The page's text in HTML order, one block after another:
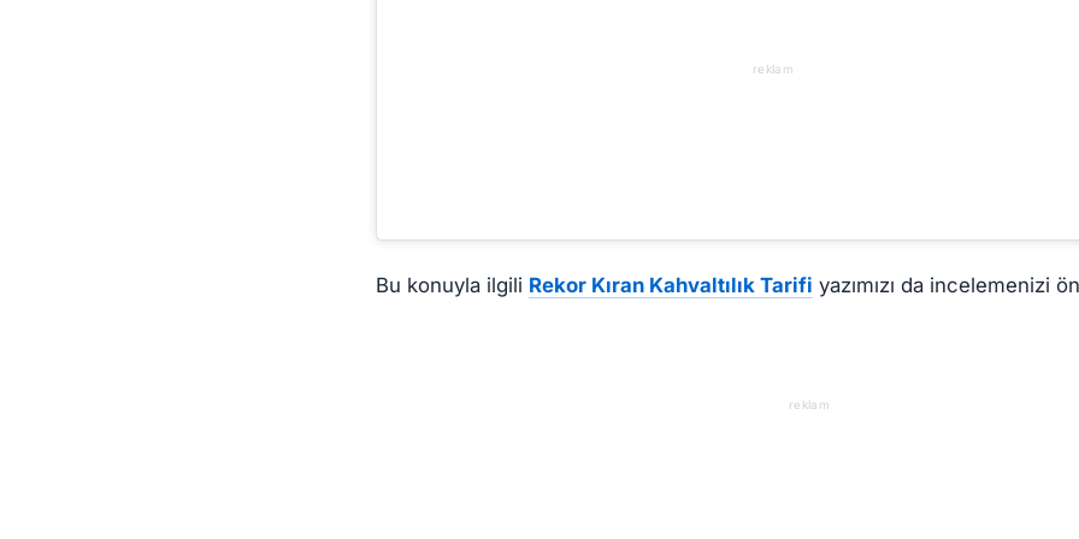
reklam
Bu konuyla ilgili Rekor Kıran Kahvaltılık Tarifi yazımızı da incelemenizi
reklam